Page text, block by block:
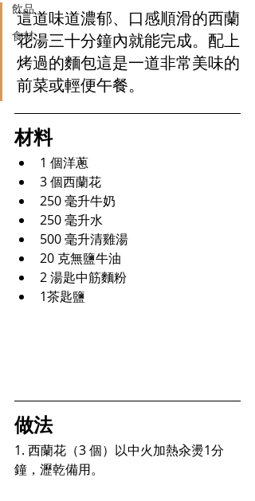
飲品
食材
這道味道濃郁、口感順滑的西蘭
花湯三十分鐘內就能完成。配上
烤過的麵包這是一道非常美味的
前菜或輕便午餐。
材料
1 個洋蔥
3 個西蘭花
250 毫升牛奶
250 毫升水
500 毫升清雞湯
20 克無鹽牛油
2 湯匙中筋麵粉
1茶匙鹽
做法
1. 西蘭花 （3 個）以中火加熱汆燙1分
鐘，瀝乾備用。